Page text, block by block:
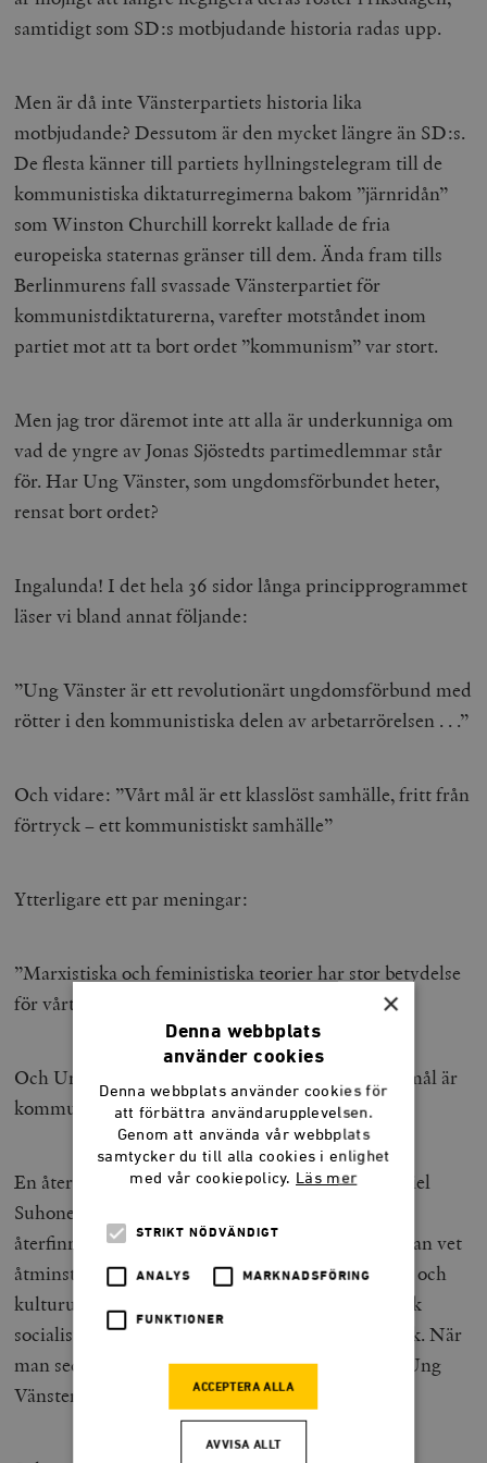
samtidigt som SD:s motbjudande historia radas upp.
Men är då inte Vänsterpartiets historia lika
motbjudande? Dessutom är den mycket längre än SD:s.
De flesta känner till partiets hyllningstelegram till de
kommunistiska diktaturregimerna bakom ”järnridån”
som Winston Churchill korrekt kallade de fria
europeiska staternas gränser till dem. Ända fram tills
Berlinmurens fall svassade Vänsterpartiet för
kommunistdiktaturerna, varefter motståndet inom
partiet mot att ta bort ordet ”kommunism” var stort.
Men jag tror däremot inte att alla är underkunniga om
vad de yngre av Jonas Sjöstedts partimedlemmar står
för. Har Ung Vänster, som ungdomsförbundet heter,
rensat bort ordet?
Ingalunda! I det hela 36 sidor långa principprogrammet
läser vi bland annat följande:
”Ung Vänster är ett revolutionärt ungdomsförbund med
rötter i den kommunistiska delen av arbetarrörelsen . . .”
Och vidare: ”Vårt mål är ett klasslöst samhälle, fritt från
förtryck – ett kommunistiskt samhälle”
Ytterligare ett par meningar:
”Marxistiska och feministiska teorier har stor betydelse
för vårt förbund . . .”
Och Ung Vänster konkluderar att socialismens ”mål är
kommunismen”.
En återkommande S-debattör och ideolog är Daniel
Suhonen, chef för tankesmedjan Katalys. Att han
återfinns långt till vänster på den ideologiska skalan vet
åtminstone de flesta ledande politiker, publicister och
kulturutövare. Han beskriver sig som demokratisk
socialist, hur nu socialismen kan vara demokratisk. När
man sedan jämför hans ekonomiska teorier med Ung
Vänsters är likheten i det närmaste total.
×
Denna webbplats
använder cookies
Denna webbplats använder cookies för
att förbättra användarupplevelsen.
Genom att använda vår webbplats
samtycker du till alla cookies i enlighet
med vår cookiepolicy. Läs mer
STRIKT NÖDVÄNDIGT
ANALYS MARKNADSFÖRING
FUNKTIONER
ACCEPTERA ALLA
AVVISA ALLT